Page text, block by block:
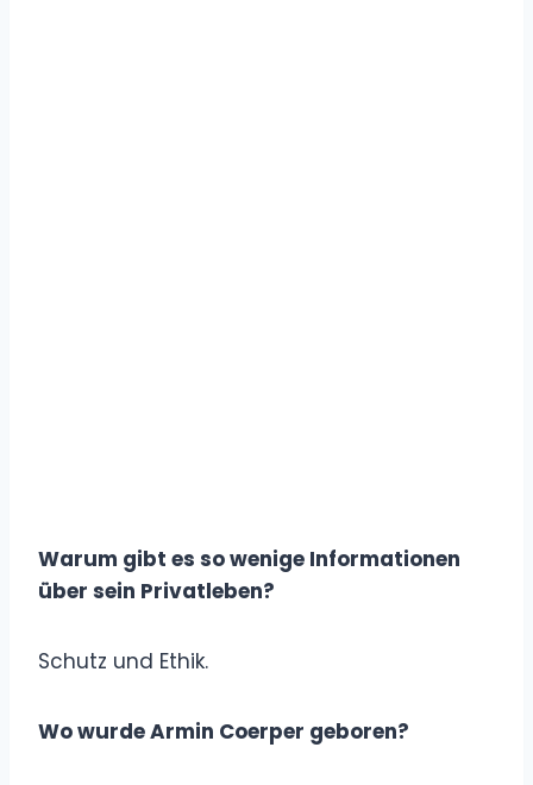
Warum gibt es so wenige Informationen
über sein Privatleben?
Schutz und Ethik.
Wo wurde Armin Coerper geboren?